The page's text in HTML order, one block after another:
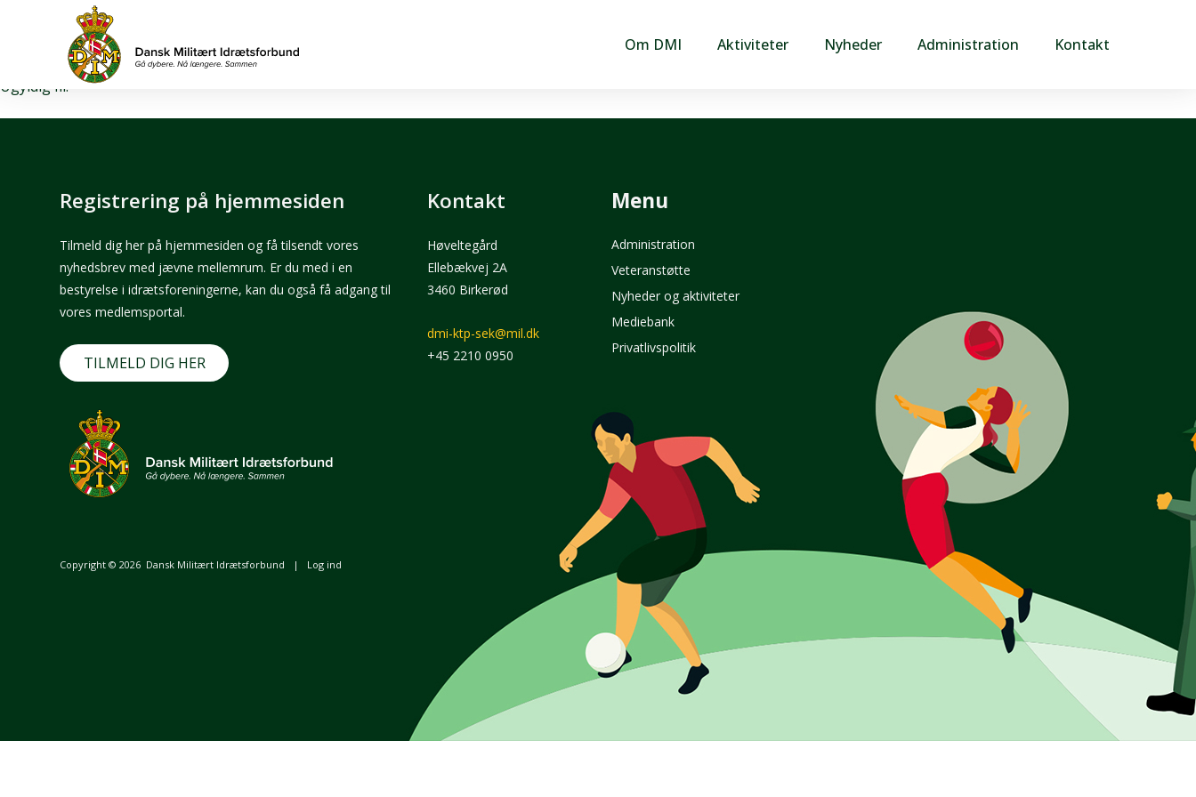
Om DMI Aktiviteter Nyheder Administration Kontakt
Download fil
Ugyldig fil.
Registrering på hjemmesiden
Tilmeld dig her på hjemmesiden og få tilsendt vores
nyhedsbrev med jævne mellemrum. Er du med i en
bestyrelse i idrætsforeningerne, kan du også få adgang til
vores medlemsportal.
TILMELD DIG HER
Kontakt
Høveltegård
Ellebækvej 2A
3460 Birkerød
dmi-ktp-sek@mil.dk
+45 2210 0950
Menu
Administration
Veteranstøtte
Nyheder og aktiviteter
Mediebank
Privatlivspolitik
Copyright © 2026 Dansk Militært Idrætsforbund | Log ind